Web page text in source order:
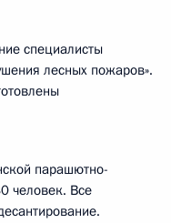
специалисты
лесных пожаров».
парашютно-
человек. Все